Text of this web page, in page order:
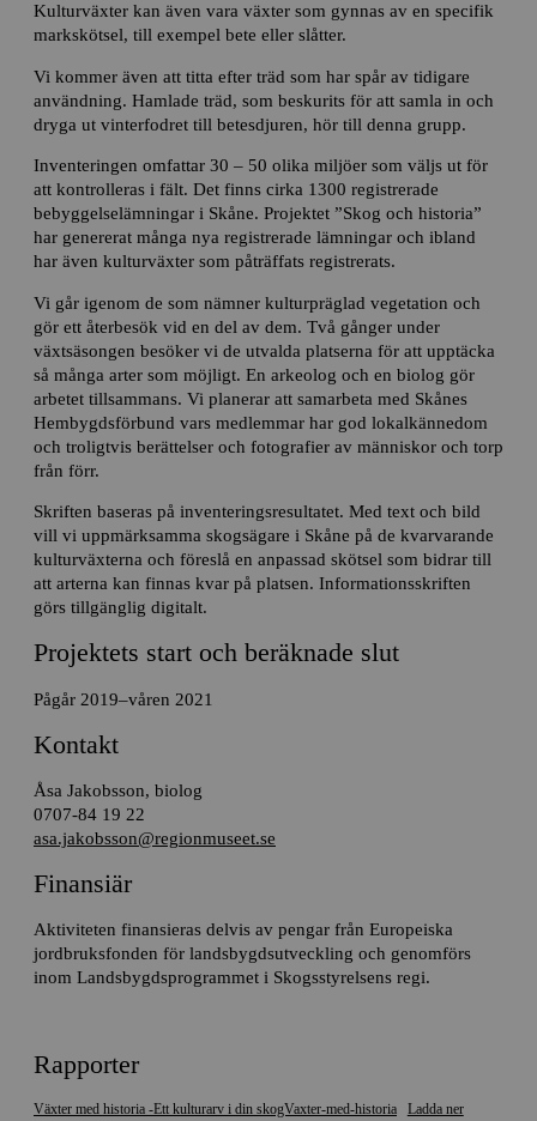
Kulturväxter kan även vara växter som gynnas av en specifik
markskötsel, till exempel bete eller slåtter.
Vi kommer även att titta efter träd som har spår av tidigare
användning. Hamlade träd, som beskurits för att samla in och
dryga ut vinterfodret till betesdjuren, hör till denna grupp.
Inventeringen omfattar 30 – 50 olika miljöer som väljs ut för
att kontrolleras i fält. Det finns cirka 1300 registrerade
bebyggelselämningar i Skåne. Projektet ”Skog och historia”
har genererat många nya registrerade lämningar och ibland
har även kulturväxter som påträffats registrerats.
Vi går igenom de som nämner kulturpräglad vegetation och
gör ett återbesök vid en del av dem. Två gånger under
växtsäsongen besöker vi de utvalda platserna för att upptäcka
så många arter som möjligt. En arkeolog och en biolog gör
arbetet tillsammans. Vi planerar att samarbeta med Skånes
Hembygdsförbund vars medlemmar har god lokalkännedom
och troligtvis berättelser och fotografier av människor och torp
från förr.
Skriften baseras på inventeringsresultatet. Med text och bild
vill vi uppmärksamma skogsägare i Skåne på de kvarvarande
kulturväxterna och föreslå en anpassad skötsel som bidrar till
att arterna kan finnas kvar på platsen. Informationsskriften
görs tillgänglig digitalt.
Projektets start och beräknade slut
Pågår 2019–våren 2021
Kontakt
Åsa Jakobsson, biolog
0707-84 19 22
asa.jakobsson@regionmuseet.se
Finansiär
Aktiviteten finansieras delvis av pengar från Europeiska
jordbruksfonden för landsbygdsutveckling och genomförs
inom Landsbygdsprogrammet i Skogsstyrelsens regi.
Rapporter
Växter med historia -Ett kulturarv i din skogVaxter-med-historia
Ladda ner